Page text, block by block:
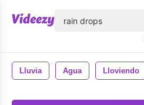
Lluvia Agua Lloviendo